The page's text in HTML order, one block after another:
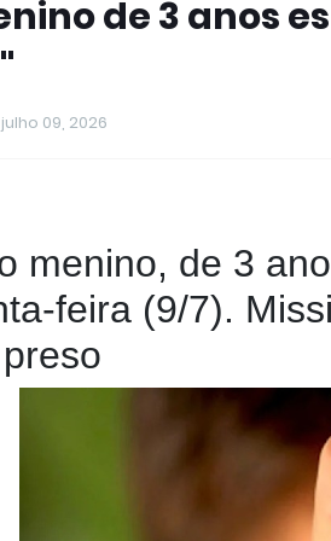
de 3 anos
julho 09, 2026
menino, de 3
feira (9/7).